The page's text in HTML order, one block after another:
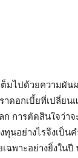
ต็มไปด้วยความผัน
ดอกเบี้ยที่เปลี่ยน
การตัดสินใจว่าจ
ทุนอย่างไรจึงเป็
ฉพาะอย่างยิ่งในปี